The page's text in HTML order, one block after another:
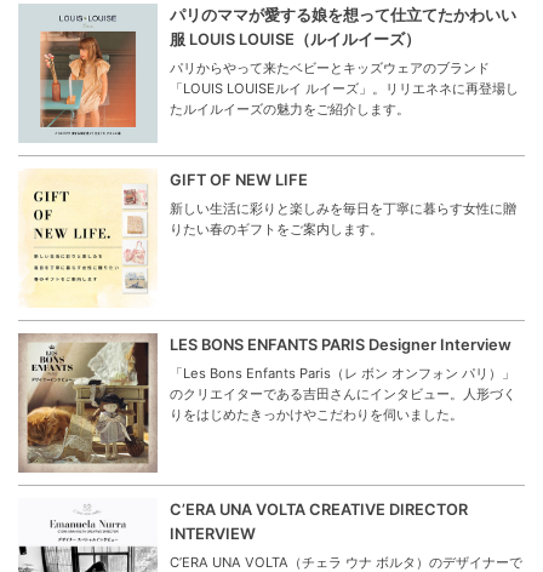
パリのママが愛する娘を想って仕立てたかわいい
服 LOUIS LOUISE（ルイルイーズ）
パリからやって来たベビーとキッズウェアのブランド
「LOUIS LOUISEルイ ルイーズ」。リリエネネに再登場し
たルイルイーズの魅力をご紹介します。
GIFT OF NEW LIFE
新しい生活に彩りと楽しみを毎日を丁寧に暮らす女性に贈
りたい春のギフトをご案内します。
LES BONS ENFANTS PARIS Designer Interview
「Les Bons Enfants Paris（レ ボン オンフォン パリ）」
のクリエイターである吉田さんにインタビュー。人形づく
りをはじめたきっかけやこだわりを伺いました。
C’ERA UNA VOLTA CREATIVE DIRECTOR
INTERVIEW
C’ERA UNA VOLTA（チェラ ウナ ボルタ）のデザイナーで